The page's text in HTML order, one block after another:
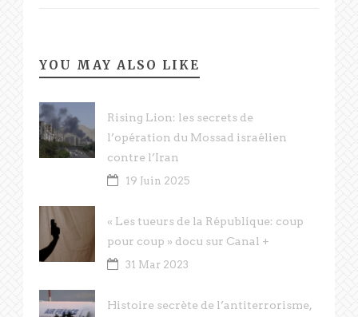
YOU MAY ALSO LIKE
Rising Lion: les secrets de
l’opération du Mossad israélien
contre l’Iran
19 Juin 2025
« Les tueurs de la République: coup
pour coup » docu sur Canal +
31 Mar 2023
Histoire secrète de l’antiterrorisme,